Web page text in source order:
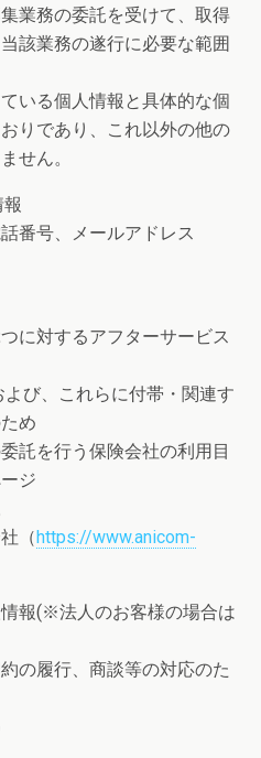
業務の委託を受けて、取得
該業務の遂行に必要な範囲
いる個人情報と具体的な個
りであり、これ以外の他の
せん。
番号、メールアドレス
に対するアフターサービス
び、これらに付帯・関連す
ため
託を行う保険会社の利用目
ジ
（https://www.anicom-
報(※法人のお客様の場合は
の履行、商談等の対応のた